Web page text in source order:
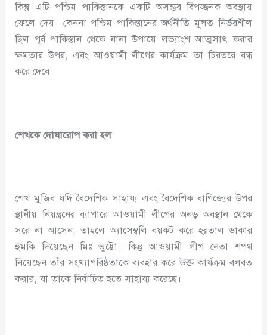
কিন্তু এটি পশ্চিম পাকিস্তানকে একটি অসম্ভব বিপজ্জনক অবস্থায়
ফেলে দেয়। কেননা পশ্চিম পাকিস্তানের অর্থনীতি মূলত নির্ভরশীল
ছিল পূর্ব পাকিস্তান থেকে নানা উপায়ে লভ্যাংশ আত্মসাৎ করার
ক্ষমতার উপর, এবং আওয়ামী লীগের কার্যক্রম তা চিরতরে বন্ধ
করে দেবে।
শেখকে দোষারোপ করা হল
শেখ মুজিব যদি বৈদেশিক সাহায্য এবং বৈদেশিক বাণিজ্যের উপর
স্থানীয় নিয়ন্ত্রনের ব্যাপারে আওয়ামী লীগের অনড় অবস্থান থেকে
সরে না আসেন, তাহলে অ্যাসেম্বলি বয়কট করে হরতাল ডাকার
হুমকি দিয়েছেন মিঃ ভুট্টো। কিন্তু আওয়ামী লীগ নেতা শপথ
নিয়েছেন তাঁর সংখ্যাগরিষ্ঠতাকে ব্যবহার করে উক্ত কার্যক্রম বলবত
করার, যা তাকে নির্বাচিত হতে সাহায্য করেছে।